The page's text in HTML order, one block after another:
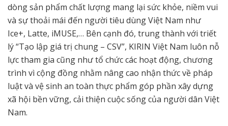
dòng sản phẩm chất lượng mang lại sức khỏe, niềm vui
và sự thoải mái đến người tiêu dùng Việt Nam như
Ice+, Latte, iMUSE,… Bên cạnh đó, trung thành với triết
lý “Tạo lập giá trị chung – CSV”, KIRIN Việt Nam luôn nỗ
lực tham gia cũng như tổ chức các hoạt động, chương
trình vì cộng đồng nhằm nâng cao nhận thức về pháp
luật và vệ sinh an toàn thực phẩm góp phần xây dựng
xã hội bền vững, cải thiện cuộc sống của người dân Việt
Nam.